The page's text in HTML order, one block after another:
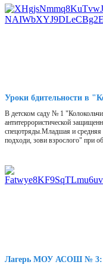
Уроки бдительности в
В детском саду № 1
антитеррористической
спецотряды.Младшая и средняя
подходи, зови взрослого" при
Лагерь МОУ АСОШ № 3: